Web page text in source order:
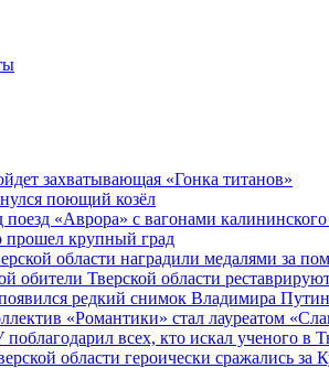
захватывающая «Гонка титанов»
поющий козёл
поезд «Аврора» с вагонами
крупный град
области наградили медалями за
обители Тверской области
редкий снимок Владимира
«Романтики» стал лауреатом
всех, кто искал ученого в
области героически сражались за